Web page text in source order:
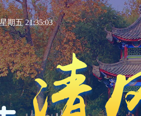
期五 21:35:04